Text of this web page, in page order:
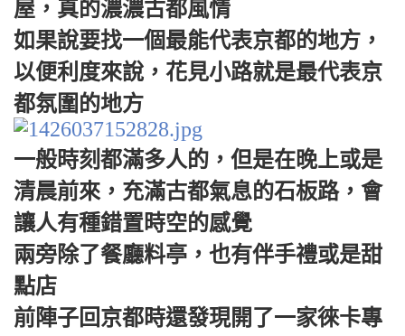
屋，真的濃濃古都風情
如果說要找一個最能代表京都的地方，
以便利度來說，花見小路就是最代表京
都氛圍的地方
一般時刻都滿多人的，但是在晚上或是
清晨前來，充滿古都氣息的石板路，會
讓人有種錯置時空的感覺
兩旁除了餐廳料亭，也有伴手禮或是甜
點店
前陣子回京都時還發現開了一家徠卡專